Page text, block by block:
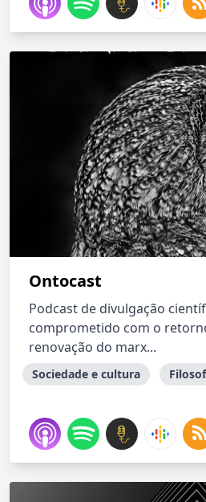
Ontocast
Podcast de divulgação
comprometido com o
renovação do marx...
Sociedade e cultura